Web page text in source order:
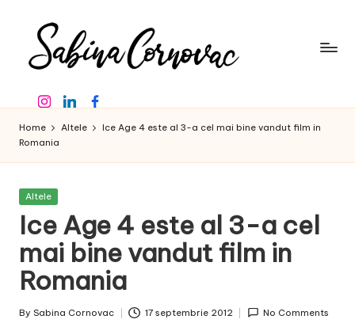
content
a
b
in
a
C
o
r
n
creator
de
conținut
de
ani
-
InstagramLinkedinFacebook
Home Altele
Ice Age 4 este al 3-a cel mai bine vandut film in
Romania
Posted
Altele
Ice Age 4 este al 3-a cel
mai bine vandut film in
Romania
Posted
By Sabina Cornovac 17 septembrie 2012 No Comments